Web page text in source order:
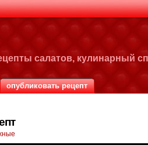
салатов, кулинарный
опубликовать рецепт